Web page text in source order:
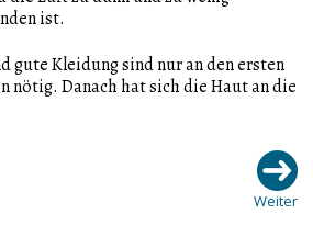
ist.
gute Kleidung sind nur an den ersten
nötig. Danach hat sich die Haut an die
Weiter